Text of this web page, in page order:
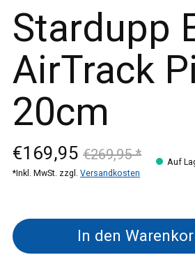
Stardupp
AirTrack
20cm
€169,95 €269,95 *
*Inkl. MwSt. zzgl.Versandkosten
Auf